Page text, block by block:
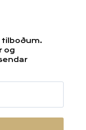
tilboðum.
og